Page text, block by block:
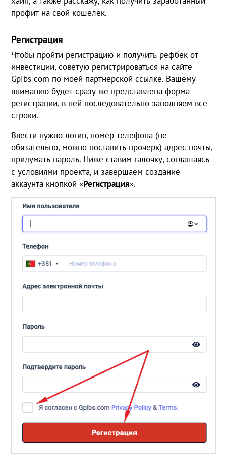
профит на свой кошелек.
Регистрация
Чтобы пройти регистрацию и получить рефбек от
инвестиции, советую регистрироваться на сайте
Gpibs com по моей партнерской ссылке. Вашему
вниманию будет сразу же представлена форма
регистрации, в ней последовательно заполняем все
строки.
Ввести нужно логин, номер телефона (не
обязательно, можно поставить прочерк) адрес почты,
придумать пароль. Ниже ставим галочку, соглашаясь
с условиями проекта, и завершаем создание
аккаунта кнопкой «Регистрация».